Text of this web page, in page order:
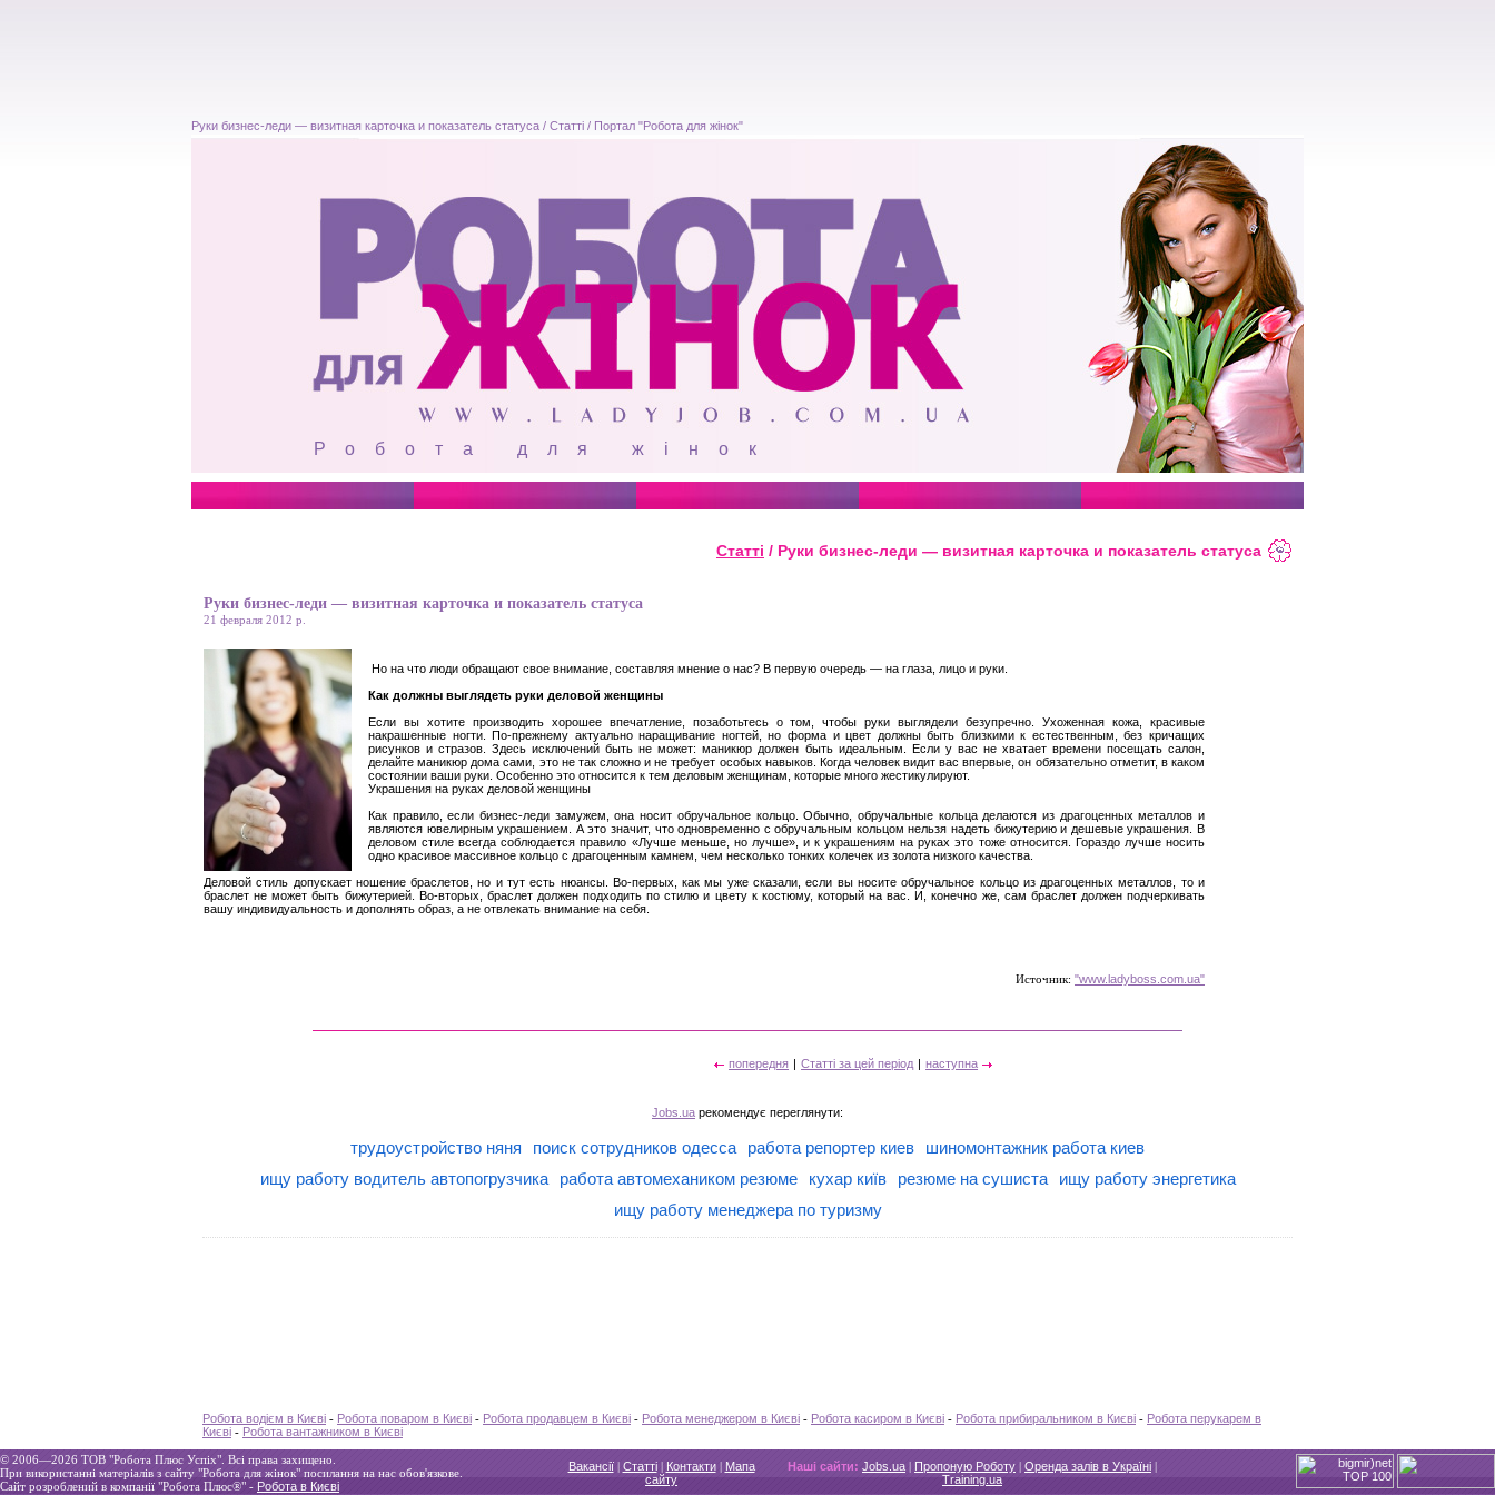
Руки бизнес-леди — визитная карточка и показатель статуса / Статті / Портал "Робота для жінок"
Робота для жінок
Статті / Руки бизнес-леди — визитная карточка и показатель статуса
Руки бизнес-леди — визитная карточка и показатель статуса
21 февраля 2012 р.
Но на что люди обращают свое внимание, составляя мнение о нас? В первую очередь — на глаза, лицо и руки.
Как должны выглядеть руки деловой женщины
Если вы хотите производить хорошее впечатление, позаботьтесь о том, чтобы руки выглядели безупречно. Ухоженная кожа, красивые
накрашенные ногти. По-прежнему актуально наращивание ногтей, но форма и цвет должны быть близкими к естественным, без кричащих
рисунков и стразов. Здесь исключений быть не может: маникюр должен быть идеальным. Если у вас не хватает времени посещать салон,
делайте маникюр дома сами, это не так сложно и не требует особых навыков. Когда человек видит вас впервые, он обязательно отметит, в каком
состоянии ваши руки. Особенно это относится к тем деловым женщинам, которые много жестикулируют.
Украшения на руках деловой женщины
Как правило, если бизнес-леди замужем, она носит обручальное кольцо. Обычно, обручальные кольца делаются из драгоценных металлов и
являются ювелирным украшением. А это значит, что одновременно с обручальным кольцом нельзя надеть бижутерию и дешевые украшения. В
деловом стиле всегда соблюдается правило «Лучше меньше, но лучше», и к украшениям на руках это тоже относится. Гораздо лучше носить
одно красивое массивное кольцо с драгоценным камнем, чем несколько тонких колечек из золота низкого качества.
Деловой стиль допускает ношение браслетов, но и тут есть нюансы. Во-первых, как мы уже сказали, если вы носите обручальное кольцо из драгоценных металлов, то и
браслет не может быть бижутерией. Во-вторых, браслет должен подходить по стилю и цвету к костюму, который на вас. И, конечно же, сам браслет должен подчеркивать
вашу индивидуальность и дополнять образ, а не отвлекать внимание на себя.
Источник: "www.ladyboss.com.ua"
наступна
|
Статті за цей період
|
попередня
Jobs.ua рекомендує переглянути:
трудоустройство няня поиск сотрудников одесса работа репортер киев
шиномонтажник работа киев
ищу работу водитель автопогрузчика
работа автомехаником резюме кухар київ резюме на сушиста
ищу работу энергетика
ищу работу менеджера по туризму
Робота водієм в Києві - Робота поваром в Києві - Робота продавцем в Києві - Робота менеджером в Києві - Робота касиром в Києві - Робота прибиральником в Києві - Робота перукарем в
Києві - Робота вантажником в Києві
© 2006—2026 ТOВ "Робота Плюс Успіх". Всі права захищено.
При використанні матеріалів з сайту "Робота для жінок" посилання на нас обов'язкове.
Сайт розроблений в компанії "Робота Плюс®" - Робота в Києві
Вакансії| Статті| Контакти| Мапа
сайту
Наші сайти: Jobs.ua | Пропоную Роботу | Оренда залів в Україні |
Training.ua